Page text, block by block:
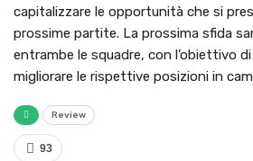
capitalizzare le opportunità che si
prossime partite. La prossima sfida
entrambe le squadre, con l’obiettivo
migliorare le rispettive posizioni in
Review
93